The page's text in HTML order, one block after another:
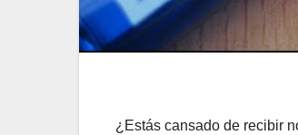
¿Estás cansado de recibir